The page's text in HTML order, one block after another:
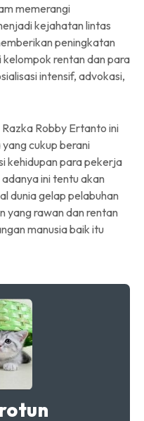
memerangi
kejahatan lintas
peningkatan
rentan dan para
intensif, advokasi,
Robby Ertanto ini
cukup berani
kehidupan para pekerja
ini tentu akan
dunia gelap pelabuhan
yang rawan dan rentan
manusia baik itu